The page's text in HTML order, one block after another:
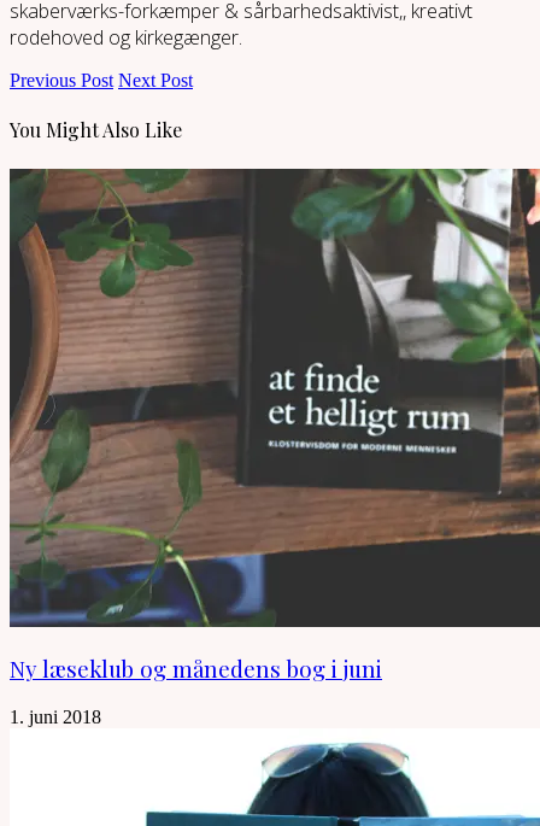
skaberværks-forkæmper & sårbarhedsaktivist,, kreativt
rodehoved og kirkegænger.
Previous Post Next Post
You Might Also Like
Ny læseklub og månedens bog i juni
1. juni 2018